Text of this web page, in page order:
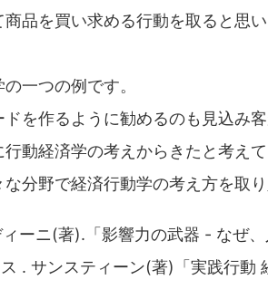
品を買い求める行動を取ると思い
一つの例です。
を作るように勧めるのも見込み
動経済学の考えからきたと考えて
分野で経済行動学の考え方を取り
ーニ(著).「影響力の武器 - なぜ、
. サンスティーン(著)「実践行動